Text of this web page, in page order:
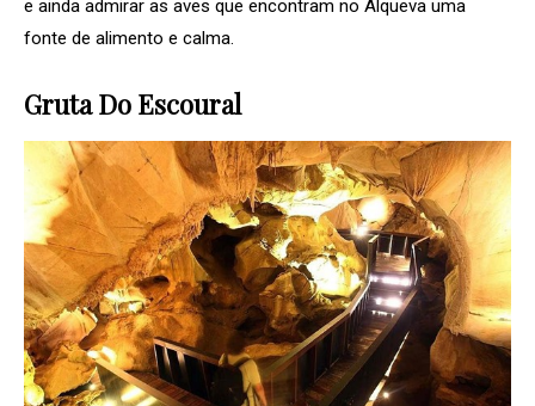
e ainda admirar as aves que encontram no Alqueva uma
fonte de alimento e calma.
Gruta Do Escoural